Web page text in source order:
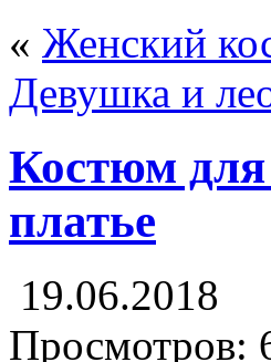
« Женский
Девушка и
Костюм
платье
19.06.2018
Просмотров: